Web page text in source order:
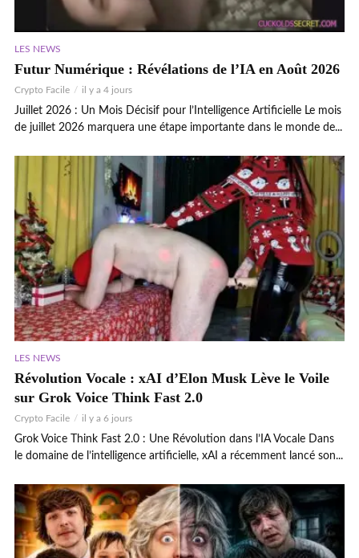
LES NEWS
Futur Numérique : Révélations de l’IA en Août 2026
Crypto Facile il y a 4 jours
Juillet 2026 : Un Mois Décisif pour l’Intelligence Artificielle Le mois
de juillet 2026 marquera une étape importante dans le monde de...
LES NEWS
Révolution Vocale : xAI d’Elon Musk Lève le Voile
sur Grok Voice Think Fast 2.0
Crypto Facile il y a 6 jours
Grok Voice Think Fast 2.0 : Une Révolution dans l’IA Vocale Dans
le domaine de l’intelligence artificielle, xAI a récemment lancé son...